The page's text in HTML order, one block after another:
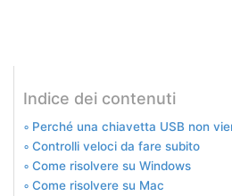
Indice dei contenuti
Perché una chiavetta USB non
Controlli veloci da fare subito
Come risolvere su Windows
Come risolvere su Mac